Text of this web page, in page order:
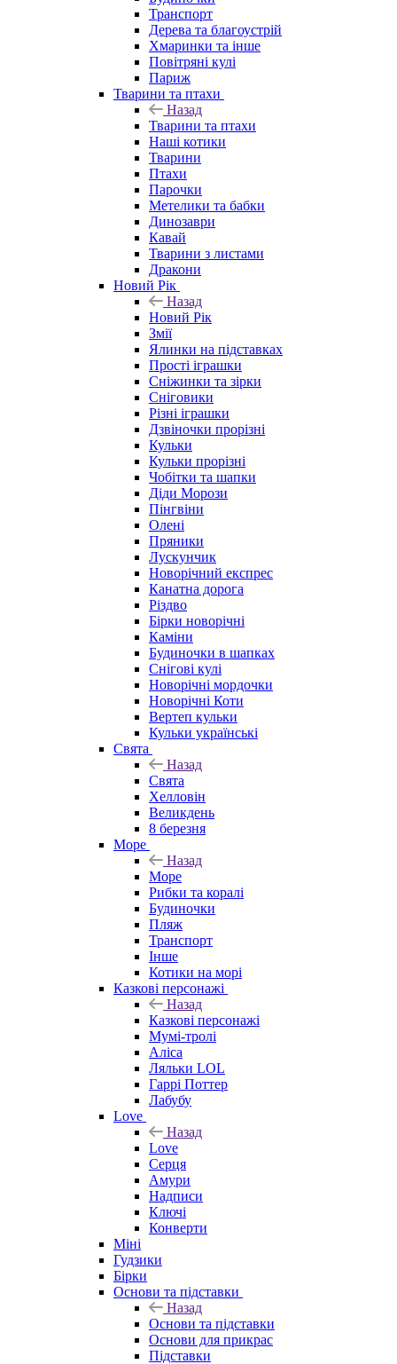
Транспорт
Дерева та благоустрій
Хмаринки та інше
Повітряні кулі
Париж
Тварини та птахи
Назад
Тварини та птахи
Наші котики
Тварини
Птахи
Парочки
Метелики та бабки
Динозаври
Кавай
Тварини з листами
Дракони
Новий Рік
Назад
Новий Рік
Змії
Ялинки на підставках
Прості іграшки
Сніжинки та зірки
Сніговики
Різні іграшки
Дзвіночки прорізні
Кульки
Кульки прорізні
Чобітки та шапки
Діди Морози
Пінгвіни
Олені
Пряники
Лускунчик
Новорічний експрес
Канатна дорога
Різдво
Бірки новорічні
Каміни
Будиночки в шапках
Снігові кулі
Новорічні мордочки
Новорічні Коти
Вертеп кульки
Кульки українські
Свята
Назад
Свята
Хелловін
Великдень
8 березня
Море
Назад
Море
Рибки та коралі
Будиночки
Пляж
Транспорт
Інше
Котики на морі
Казкові персонажі
Назад
Казкові персонажі
Мумі-тролі
Аліса
Ляльки LOL
Гаррі Поттер
Лабубу
Love
Назад
Love
Серця
Амури
Надписи
Ключі
Конверти
Міні
Гудзики
Бірки
Основи та підставки
Назад
Основи та підставки
Основи для прикрас
Підставки